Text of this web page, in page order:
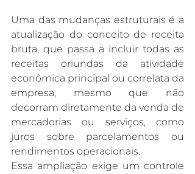
Uma das mudanças estruturais é a
atualização do conceito de receita
bruta, que passa a incluir todas as
receitas oriundas da atividade
econômica principal ou correlata da
empresa, mesmo que não
decorram diretamente da venda de
mercadorias ou serviços, como
juros sobre parcelamentos ou
rendimentos operacionais.​
Essa ampliação exige um controle